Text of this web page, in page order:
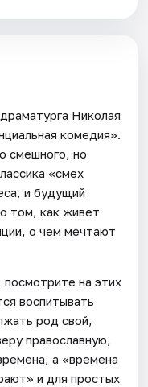
Николая
комедия».
смешного, но
«смех
и будущий
том, как живет
о чем мечтают
посмотрите на этих
воспитывать
род свой,
православную,
а «времена
и для простых